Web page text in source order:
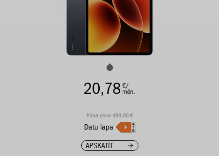
20,78 €/
mēn.
Pilna cena 499,00 €
Datu lapa
APSKATĪT